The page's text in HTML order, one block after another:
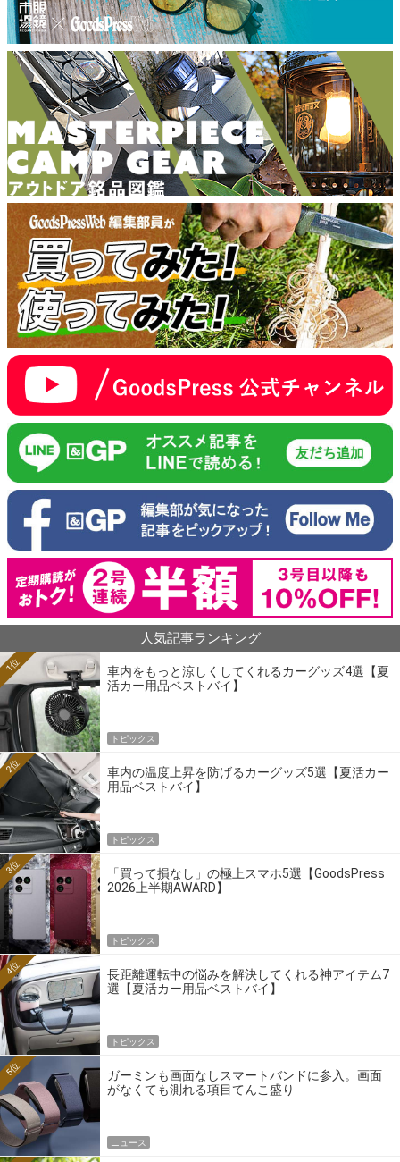
人気記事ランキング
車内をもっと涼しくしてくれるカーグッズ4選【夏
活カー用品ベストバイ】
1位
トピックス
車内の温度上昇を防げるカーグッズ5選【夏活カー
用品ベストバイ】
2位
トピックス
「買って損なし」の極上スマホ5選【GoodsPress
2026上半期AWARD】
3位
トピックス
長距離運転中の悩みを解決してくれる神アイテム7
選【夏活カー用品ベストバイ】
4位
トピックス
ガーミンも画面なしスマートバンドに参入。画面
がなくても測れる項目てんこ盛り
5位
ニュース